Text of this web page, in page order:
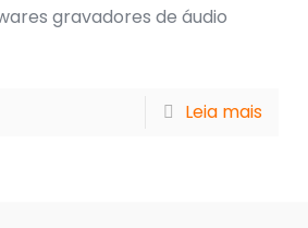
gravadores de áudio
Leia mais